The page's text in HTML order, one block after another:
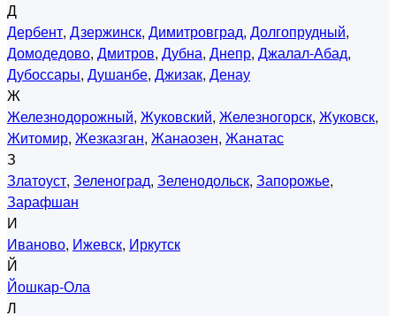
Д
Дербент, Дзержинск, Димитровград, Долгопрудный,
Домодедово, Дмитров, Дубна, Днепр, Джалал-Абад,
Дубоссары, Душанбе, Джизак, Денау
Ж
Железнодорожный, Жуковский, Железногорск, Жуковск,
Житомир, Жезказган, Жанаозен, Жанатас
З
Златоуст, Зеленоград, Зеленодольск, Запорожье,
Зарафшан
И
Иваново, Ижевск, Иркутск
Й
Йошкар-Ола
Л